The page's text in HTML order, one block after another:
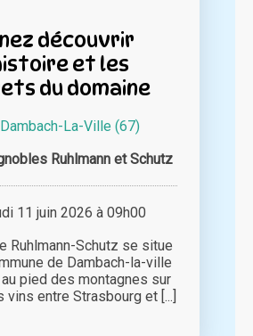
découvrir
et les
du domaine
Dambach-La-Ville (67)
Ruhlmann et Schutz
11 juin 2026 à 09h00
Ruhlmann-Schutz se situe
de Dambach-la-ville
pied des montagnes sur
vins entre Strasbourg et [...]